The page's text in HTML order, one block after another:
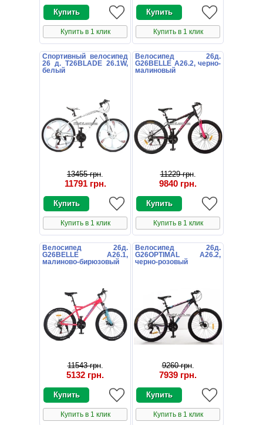
Купить в 1 клик Купить в 1 клик
Спортивный велосипед
26 д. T26BLADE 26.1W,
белый
13455 грн.
11791 грн.
Купить в 1 клик
Велосипед 26д.
G26BELLE A26.2, черно-
малиновый
11229 грн.
9840 грн.
Купить в 1 клик
Велосипед 26д.
G26BELLE A26.1,
малиново-бирюзовый
11543 грн.
5132 грн.
Купить в 1 клик
Велосипед 26д.
G26OPTIMAL A26.2,
черно-розовый
9260 грн.
7939 грн.
Купить в 1 клик